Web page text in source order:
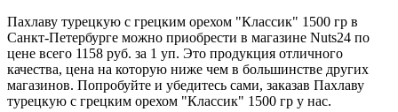
Пахлаву турецкую с грецким орехом "Классик" 1500 гр в
Санкт-Петербурге можно приобрести в магазине Nuts24 по
цене всего 1158 руб. за 1 уп. Это продукция отличного
качества, цена на которую ниже чем в большинстве других
магазинов. Попробуйте и убедитесь сами, заказав Пахлаву
турецкую с грецким орехом "Классик" 1500 гр у нас.